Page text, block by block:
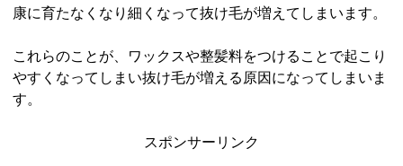
康に育たなくなり細くなって抜け毛が増えてしまいます。
これらのことが、ワックスや整髪料をつけることで起こり
やすくなってしまい抜け毛が増える原因になってしまいま
す。
スポンサーリンク